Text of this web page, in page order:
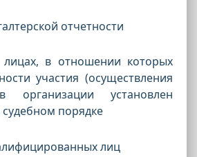
отчетности
в отношении которых
участия (осуществления
организации установлен
порядке
лиц